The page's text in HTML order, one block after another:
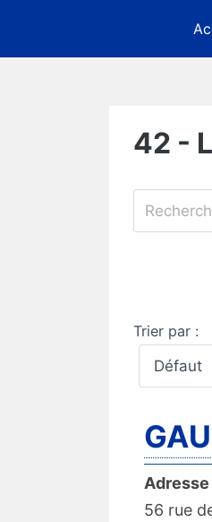
content
42 -
Trier par :
Adresse
56 rue